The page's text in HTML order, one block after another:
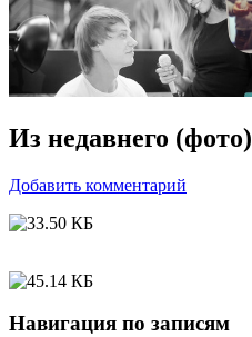
Из недавнего (фото)
Добавить комментарий
Навигация по записям